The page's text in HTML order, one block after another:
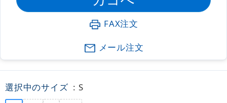
FAX注文
メール注文
選択中のサイズ : S